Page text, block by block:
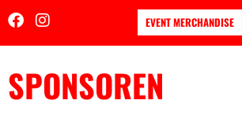
EVENT MERCHANDISE
SPONSOREN